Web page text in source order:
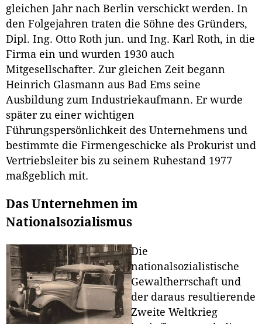
gleichen Jahr nach Berlin verschickt werden. In
den Folgejahren traten die Söhne des Gründers,
Dipl. Ing. Otto Roth jun. und Ing. Karl Roth, in die
Firma ein und wurden 1930 auch
Mitgesellschafter. Zur gleichen Zeit begann
Heinrich Glasmann aus Bad Ems seine
Ausbildung zum Industriekaufmann. Er wurde
später zu einer wichtigen
Führungspersönlichkeit des Unternehmens und
bestimmte die Firmengeschicke als Prokurist und
Vertriebsleiter bis zu seinem Ruhestand 1977
maßgeblich mit.
Das Unternehmen im
Nationalsozialismus
Die
nationalsozialistische
Gewaltherrschaft und
der daraus resultierende
Zweite Weltkrieg